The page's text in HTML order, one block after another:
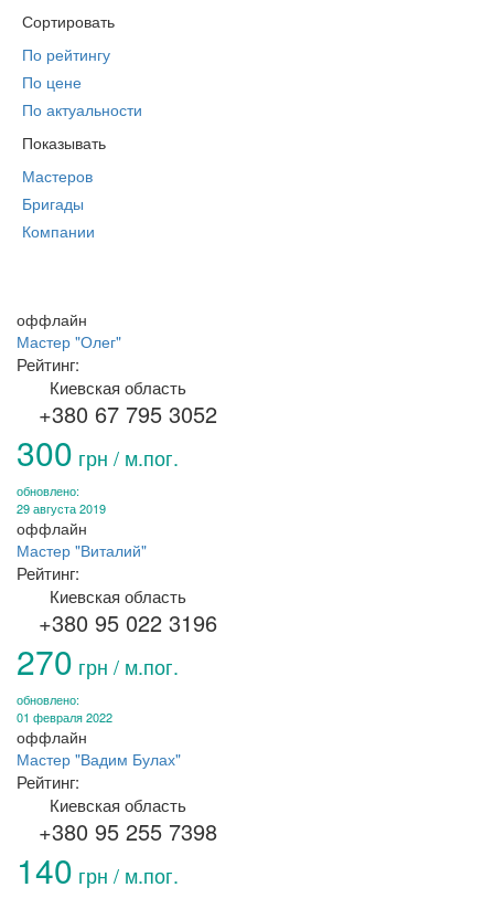
Сортировать
По рейтингу
По цене
По актуальности
Показывать
Мастеров
Бригады
Компании
оффлайн
Мастер "Олег"
Рейтинг:
Киевская область
+380 67 795 3052
300 грн / м.пог.
обновлено:
29 августа 2019
оффлайн
Мастер "Виталий"
Рейтинг:
Киевская область
+380 95 022 3196
270 грн / м.пог.
обновлено:
01 февраля 2022
оффлайн
Мастер "Вадим Булах"
Рейтинг:
Киевская область
+380 95 255 7398
140 грн / м.пог.